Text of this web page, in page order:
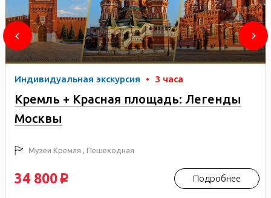
Индивидуальная экскурсия • 3 часа
Кремль + Красная площадь: Легенды
Москвы
Музеи Кремля , Пешеходная
34 800 p Подробнее